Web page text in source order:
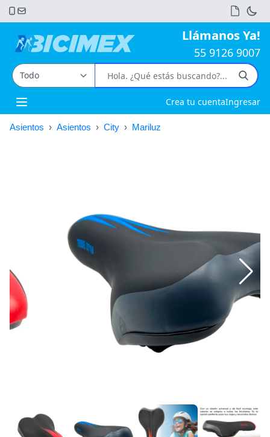
Llámanos Ya!
55 9126 9007
Open main menu Crea tu cuentaIngresar
Asientos › Asientos › City › Mariluz